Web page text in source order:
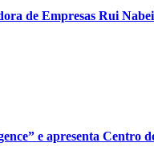
de Empresas Rui
e apresenta Centro